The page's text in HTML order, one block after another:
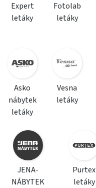
Expert
letáky
Fotolab
letáky
Asko
nábytek
letáky
Vesna
letáky
JENA-
NÁBYTEK
Purtex
letáky